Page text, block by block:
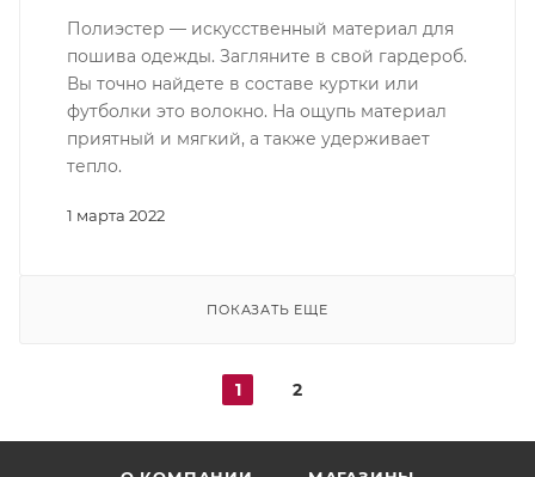
1 марта 2022
Полиэстер — искусственный материал для
пошива одежды. Загляните в свой гардероб.
Вы точно найдете в составе куртки или
футболки это волокно. На ощупь материал
приятный и мягкий, а также удерживает
тепло.
ПОКАЗАТЬ ЕЩЕ
1 2